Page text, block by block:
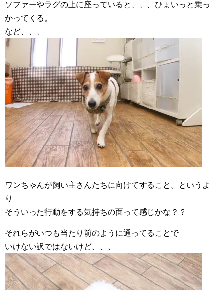
ソファーやラグの上に座っていると、、、ひょいっと乗っ
かってくる。
など、、、
ワンちゃんが飼い主さんたちに向けてすること。というよ
り
そういった行動をする気持ちの面って感じかな？？
それらがいつも当たり前のように通ってることで
いけない訳ではないけど、、、